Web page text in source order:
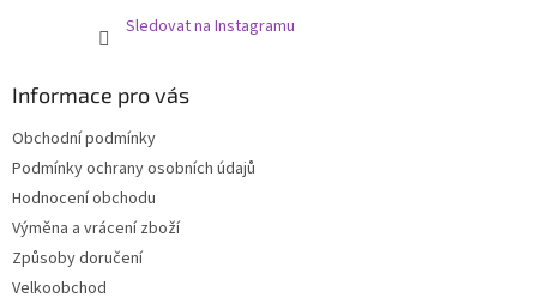
Sledovat na Instagramu
Informace pro vás
Obchodní podmínky
Podmínky ochrany osobních údajů
Hodnocení obchodu
Výměna a vrácení zboží
Způsoby doručení
Velkoobchod